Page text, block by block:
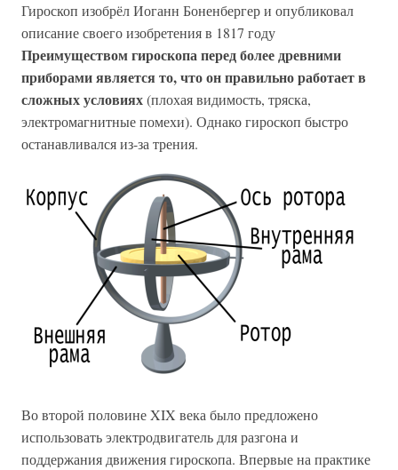
Гироскоп изобрёл Иоганн Боненбергер и опубликовал
описание своего изобретения в 1817 году
Преимуществом гироскопа перед более древними
приборами является то, что он правильно работает в
сложных условиях(плохая видимость, тряска,
электромагнитные помехи). Однако гироскоп быстро
останавливался из-за трения.
Во второй половине XIX века было предложено
использовать электродвигатель для разгона и
поддержания движения гироскопа. Впервые на практике